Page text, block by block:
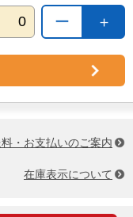
＋
ー
・お支払いのご案内
在庫表示について